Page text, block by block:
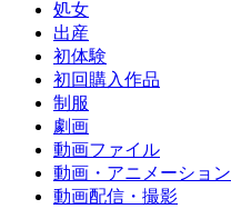
処女
出産
初体験
初回購入作品
制服
劇画
動画ファイル
動画・アニメーション
動画配信・撮影